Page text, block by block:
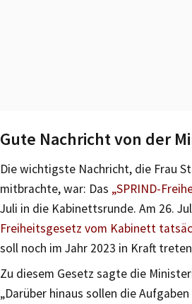
Gute Nachricht von der
Die wichtigste Nachricht, die Frau
mitbrachte, war: Das „SPRIND-
Juli in die Kabinettsrunde. Am 26.
Freiheitsgesetz vom Kabinett
soll noch im Jahr 2023 in Kraft
Zu diesem Gesetz sagte die
„Darüber hinaus sollen die